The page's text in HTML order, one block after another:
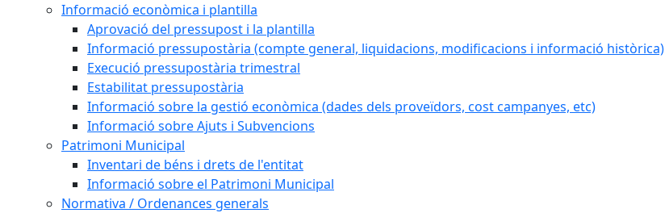
Informació econòmica i plantilla
Aprovació del pressupost i la plantilla
Informació pressupostària (compte general, liquidacions, modificacions i informació històrica)
Execució pressupostària trimestral
Estabilitat pressupostària
Informació sobre la gestió econòmica (dades dels proveïdors, cost campanyes, etc)
Informació sobre Ajuts i Subvencions
Patrimoni Municipal
Inventari de béns i drets de l'entitat
Informació sobre el Patrimoni Municipal
Normativa / Ordenances generals